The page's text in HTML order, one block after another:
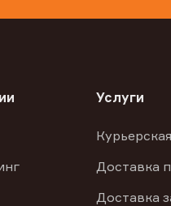
Услуги
Доставка
Доставка